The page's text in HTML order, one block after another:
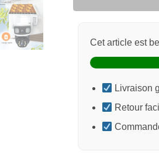
Cet article est
Livraison
Retour